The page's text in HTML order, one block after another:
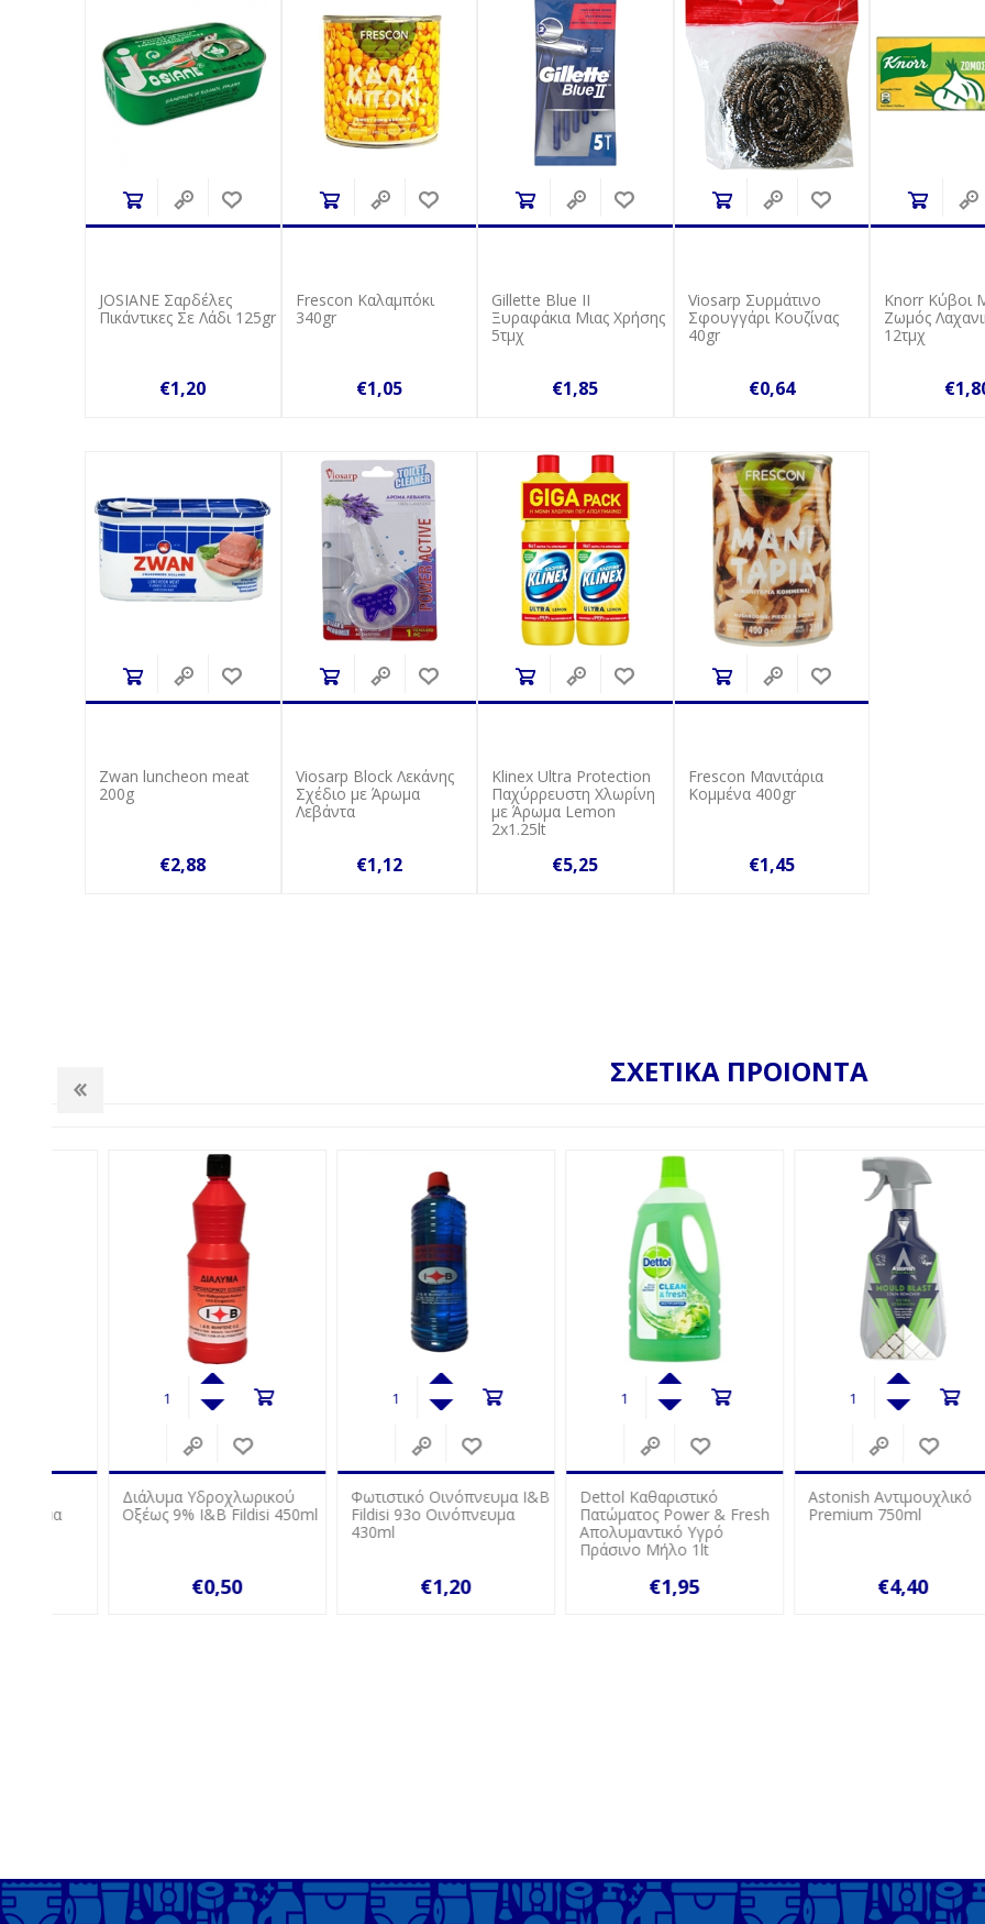
JOSIANE Σαρδέλες
Πικάντικες Σε Λάδι 125gr
€1,20
Frescon Καλαμπόκι
340gr
€1,05
Gillette Blue II
Ξυραφάκια Μιας Χρήσης
5τμχ
€1,85
Viosarp Συρμάτινο
Σφουγγάρι Κουζίνας
40gr
€0,64
Knorr Κύβοι
Ζωμός
12τμχ
Zwan luncheon meat
200g
€2,88
Viosarp Block Λεκάνης
Σχέδιο με Άρωμα
Λεβάντα
€1,12
Klinex Ultra Protection
Παχύρρευστη Χλωρίνη
με Άρωμα Lemon
2x1.25lt
€5,25
Frescon Μανιτάρια
Κομμένα 400gr
€1,45
ΣΧΕΤΙΚΑ ΠΡΟΙΟΝΤΑ
Διάλυμα Υδροχλωρικού
Οξέως 9% Ι&Β Fildisi 450ml
Φωτιστικό Οινόπνευμα Ι&Β
Fildisi 93o Οινόπνευμα
Dettol Καθαριστικό
Πατώματος Power & Fresh
Απολυμαντικό Υγρό
Πράσινο Μήλο 1lt
Astonish Αντιμουχλικό
Premium 750ml